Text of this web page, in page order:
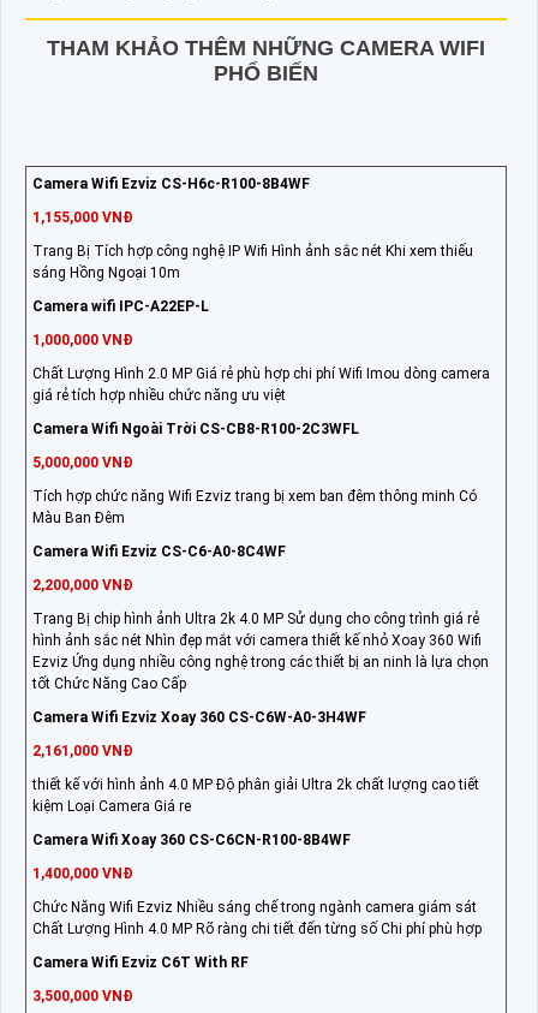
THAM KHẢO THÊM NHỮNG CAMERA WIFI
PHỔ BIẾN
Camera Wifi Ezviz CS-H6c-R100-8B4WF
1,155,000 VNĐ
Trang Bị Tích hợp công nghệ IP Wifi Hình ảnh sắc nét Khi xem thiếu
sáng Hồng Ngoại 10m
Camera wifi IPC-A22EP-L
1,000,000 VNĐ
Chất Lượng Hình 2.0 MP Giá rẻ phù hợp chi phí Wifi Imou dòng camera
giá rẻ tích hợp nhiều chức năng ưu việt
Camera Wifi Ngoài Trời CS-CB8-R100-2C3WFL
5,000,000 VNĐ
Tích hợp chức năng Wifi Ezviz trang bị xem ban đêm thông minh Có
Màu Ban Đêm
Camera Wifi Ezviz CS-C6-A0-8C4WF
2,200,000 VNĐ
Trang Bị chip hình ảnh Ultra 2k 4.0 MP Sử dụng cho công trình giá rẻ
hình ảnh sắc nét Nhìn đẹp mắt với camera thiết kế nhỏ Xoay 360 Wifi
Ezviz Ứng dụng nhiều công nghệ trong các thiết bị an ninh là lựa chọn
tốt Chức Năng Cao Cấp
Camera Wifi Ezviz Xoay 360 CS-C6W-A0-3H4WF
2,161,000 VNĐ
thiết kế với hình ảnh 4.0 MP Độ phân giải Ultra 2k chất lượng cao tiết
kiệm Loại Camera Giá re
Camera Wifi Xoay 360 CS-C6CN-R100-8B4WF
1,400,000 VNĐ
Chức Năng Wifi Ezviz Nhiều sáng chế trong ngành camera giám sát
Chất Lượng Hình 4.0 MP Rõ ràng chi tiết đến từng số Chi phí phù hợp
Camera Wifi Ezviz C6T With RF
3,500,000 VNĐ